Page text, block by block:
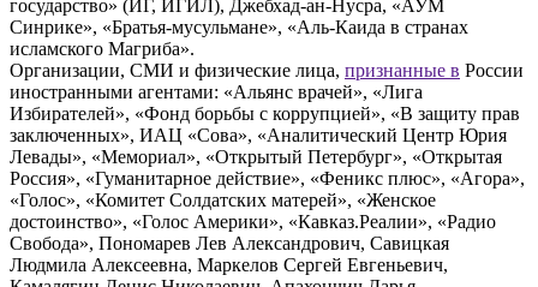
государство» (ИГ, ИГИЛ), Джебхад-ан-Нусра, «АУМ
Синрике», «Братья-мусульмане», «Аль-Каида в странах
исламского Магриба».
Организации, СМИ и физические лица, признанные в России
иностранными агентами: «Альянс врачей», «Лига
Избирателей», «Фонд борьбы с коррупцией», «В защиту прав
заключенных», ИАЦ «Сова», «Аналитический Центр Юрия
Левады», «Мемориал», «Открытый Петербург», «Открытая
Россия», «Гуманитарное действие», «Феникс плюс», «Агора»,
«Голос», «Комитет Солдатских матерей», «Женское
достоинство», «Голос Америки», «Кавказ.Реалии», «Радио
Свобода», Пономарев Лев Александрович, Савицкая
Людмила Алексеевна, Маркелов Сергей Евгеньевич,